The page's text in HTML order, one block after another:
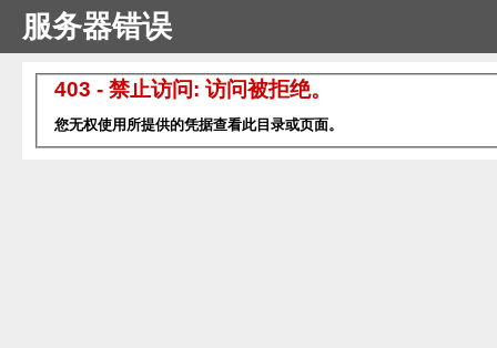
服务器错误
403 - 禁止访问: 访问被拒绝。
您无权使用所提供的凭据查看此目录或页面。